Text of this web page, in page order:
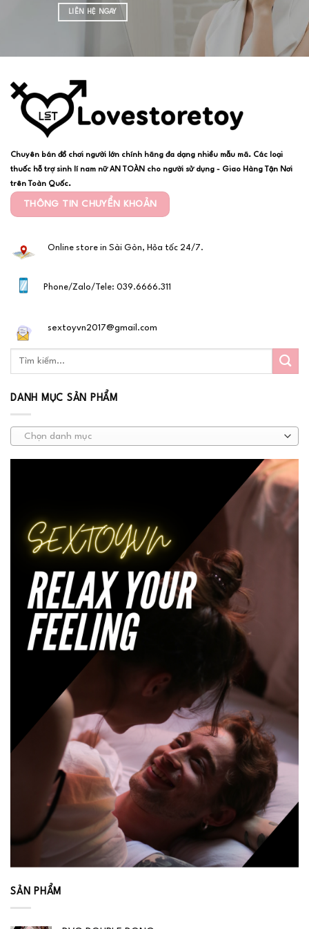
LIÊN HỆ NGAY
Chuyên bán đồ chơi người lớn chính hãng đa dạng nhiều mẫu mã. Các loại
thuốc hỗ trợ sinh lí nam nữ AN TOÀN cho người sử dụng - Giao Hàng Tận Nơi
trên Toàn Quốc.
THÔNG TIN CHUYỂN KHOẢN
Online store in Sài Gòn, Hỏa tốc 24/7.
Phone/Zalo/Tele: 039.6666.311
sextoyvn2017@gmail.com
DANH MỤC SẢN PHẨM
Chọn danh mục
SẢN PHẨM